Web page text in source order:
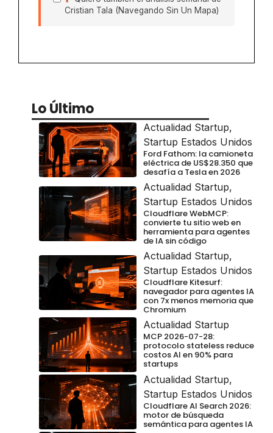
Cristian Tala (Navegando Sin Un Mapa)
Lo Último
Actualidad Startup,
Startup Estados Unidos
Ford Fathom: la camioneta
eléctrica de US$28.350 que
desafía a Tesla en 2026
Actualidad Startup,
Startup Estados Unidos
Cloudflare WebMCP:
convierte tu sitio web en
herramienta para agentes
de IA sin código
Actualidad Startup,
Startup Estados Unidos
Cloudflare Kitesurf:
navegador para agentes IA
con 7x menos memoria que
Chromium
Actualidad Startup
MCP 2026-07-28:
protocolo stateless reduce
costos AI en 90% para
startups
Actualidad Startup,
Startup Estados Unidos
Cloudflare AI Search 2026:
motor de búsqueda
semántica para agentes IA